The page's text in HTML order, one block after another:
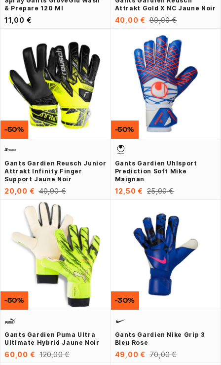
& Prepare 120 Ml
11,00 €
Attrakt Gold X NC Jaune Noir
40,00 € 80,00 €
Gants Gardien Reusch Junior
Attrakt Infinity Finger
Support Jaune Noir
20,00 € 40,00 €
-50%
Gants Gardien Uhlsport
Prediction Soft Mike
Maignan
12,50 € 25,00 €
-50%
Gants Gardien Puma Ultra
Ultimate Hybrid Jaune Noir
60,00 € 120,00 €
-50%
Gants Gardien Nike Grip 3
Bleu Rose
49,00 € 70,00 €
-30%